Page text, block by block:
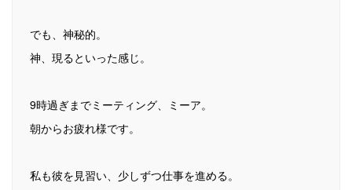
でも、神秘的。
神、現るといった感じ。
9時過ぎまでミーティング、ミーア。
朝からお疲れ様です。
私も彼を見習い、少しずつ仕事を進める。